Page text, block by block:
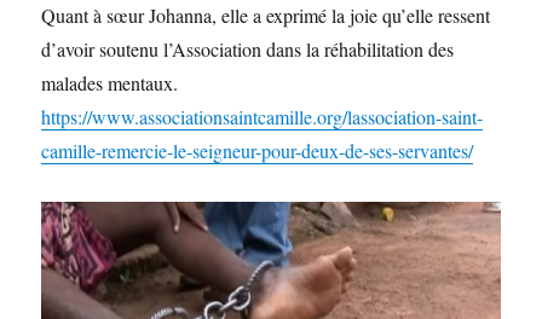
Quant à sœur Johanna, elle a exprimé la joie qu’elle ressent
d’avoir soutenu l’Association dans la réhabilitation des
malades mentaux.
https://www.associationsaintcamille.org/lassociation-saint-
camille-remercie-le-seigneur-pour-deux-de-ses-servantes/